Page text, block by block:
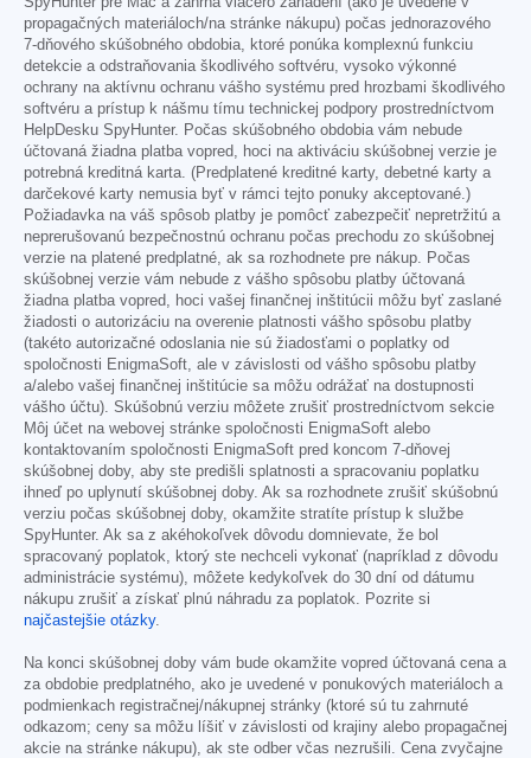
propagačných materiáloch/na stránke nákupu) počas jednorazového
7-dňového skúšobného obdobia, ktoré ponúka komplexnú funkciu
detekcie a odstraňovania škodlivého softvéru, vysoko výkonné
ochrany na aktívnu ochranu vášho systému pred hrozbami škodlivého
softvéru a prístup k nášmu tímu technickej podpory prostredníctvom
HelpDesku SpyHunter. Počas skúšobného obdobia vám nebude
účtovaná žiadna platba vopred, hoci na aktiváciu skúšobnej verzie je
potrebná kreditná karta. (Predplatené kreditné karty, debetné karty a
darčekové karty nemusia byť v rámci tejto ponuky akceptované.)
Požiadavka na váš spôsob platby je pomôcť zabezpečiť nepretržitú a
neprerušovanú bezpečnostnú ochranu počas prechodu zo skúšobnej
verzie na platené predplatné, ak sa rozhodnete pre nákup. Počas
skúšobnej verzie vám nebude z vášho spôsobu platby účtovaná
žiadna platba vopred, hoci vašej finančnej inštitúcii môžu byť zaslané
žiadosti o autorizáciu na overenie platnosti vášho spôsobu platby
(takéto autorizačné odoslania nie sú žiadosťami o poplatky od
spoločnosti EnigmaSoft, ale v závislosti od vášho spôsobu platby
a/alebo vašej finančnej inštitúcie sa môžu odrážať na dostupnosti
vášho účtu). Skúšobnú verziu môžete zrušiť prostredníctvom sekcie
Môj účet na webovej stránke spoločnosti EnigmaSoft alebo
kontaktovaním spoločnosti EnigmaSoft pred koncom 7-dňovej
skúšobnej doby, aby ste predišli splatnosti a spracovaniu poplatku
ihneď po uplynutí skúšobnej doby. Ak sa rozhodnete zrušiť skúšobnú
verziu počas skúšobnej doby, okamžite stratíte prístup k službe
SpyHunter. Ak sa z akéhokoľvek dôvodu domnievate, že bol
spracovaný poplatok, ktorý ste nechceli vykonať (napríklad z dôvodu
administrácie systému), môžete kedykoľvek do 30 dní od dátumu
nákupu zrušiť a získať plnú náhradu za poplatok. Pozrite si
najčastejšie otázky.
Na konci skúšobnej doby vám bude okamžite vopred účtovaná cena a
za obdobie predplatného, ako je uvedené v ponukových materiáloch a
podmienkach registračnej/nákupnej stránky (ktoré sú tu zahrnuté
odkazom; ceny sa môžu líšiť v závislosti od krajiny alebo propagačnej
akcie na stránke nákupu), ak ste odber včas nezrušili. Cena zvyčajne